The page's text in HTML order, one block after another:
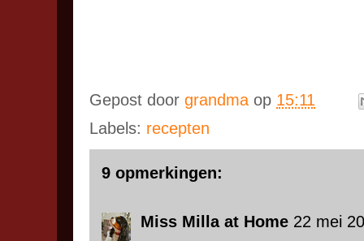
Gepost door grandma op 15:11
Labels: recepten
9 opmerkingen:
Miss Milla at Home 22 mei